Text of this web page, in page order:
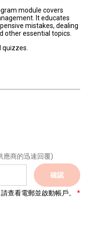
module covers
It educates
mistakes, dealing
other essential topics.
quizzes.
應商的迅速回覆)
確認
查看電郵並啟動帳戶。